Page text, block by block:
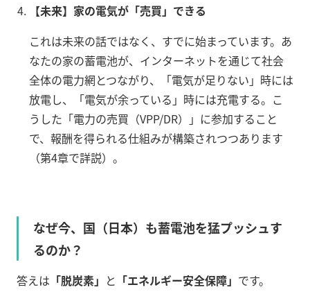
【未来】家の電気が「売買」できる
これは未来の話ではなく、すでに始まっています。あ
なたの家の蓄電池が、インターネットを通じて社会
全体の電力網とつながり、「電気が足りない」時には
放電し、「電気が余っている」時には充電する。こ
うした「電力の売買（VPP/DR）」に参加すること
で、報酬を得られる仕組みが構築されつつあります
（第4章で詳説）。
なぜ今、国（日本）も蓄電池を猛プッシュす
るのか？
答えは 「脱炭素」 と 「エネルギー安全保障」 です。